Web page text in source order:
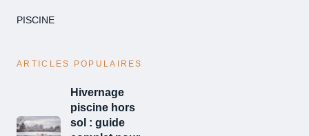
PISCINE
ARTICLES POPULAIRES
Hivernage
piscine hors
sol : guide